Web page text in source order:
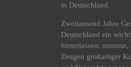
in Deutschland.
Zweitausend Jahre
Deutschland ein
hinterlassen: stumme,
Zeugen großartiger